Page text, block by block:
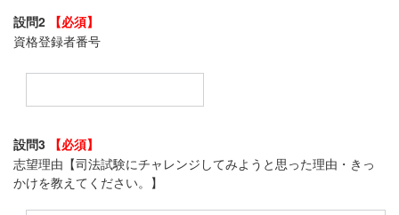
設問2 【必須】
資格登録者番号
設問3 【必須】
志望理由【司法試験にチャレンジしてみようと思った理由・きっ
かけを教えてください。】